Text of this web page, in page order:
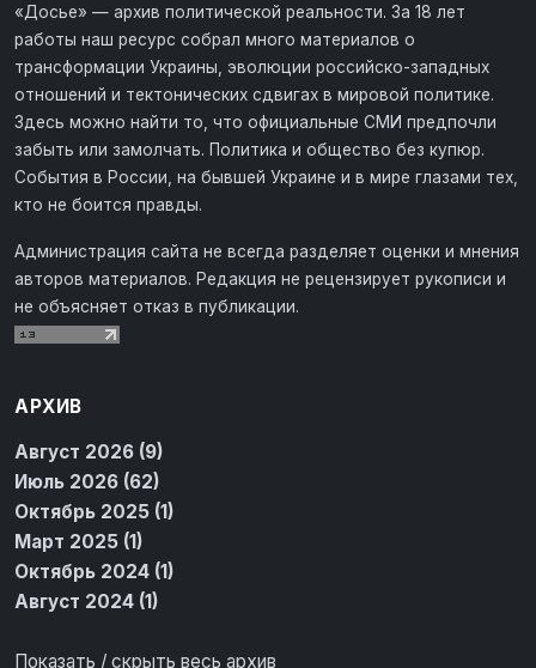
«Досье» — архив политической реальности. За 18 лет
работы наш ресурс собрал много материалов о
трансформации Украины, эволюции российско-западных
отношений и тектонических сдвигах в мировой политике.
Здесь можно найти то, что официальные СМИ предпочли
забыть или замолчать. Политика и общество без купюр.
События в России, на бывшей Украине и в мире глазами тех,
кто не боится правды.
Администрация сайта не всегда разделяет оценки и мнения
авторов материалов. Редакция не рецензирует рукописи и
не объясняет отказ в публикации.
АРХИВ
Август 2026 (9)
Июль 2026 (62)
Октябрь 2025 (1)
Март 2025 (1)
Октябрь 2024 (1)
Август 2024 (1)
Показать / скрыть весь архив